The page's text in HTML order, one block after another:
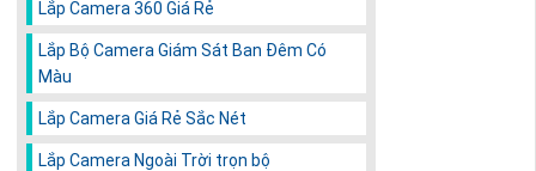
Lắp Camera 360 Giá Rẻ
Lắp Bộ Camera Giám Sát Ban Đêm Có
Màu
Lắp Camera Giá Rẻ Sắc Nét
Lắp Camera Ngoài Trời trọn bộ